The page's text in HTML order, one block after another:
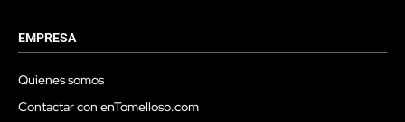
EMPRESA
Quienes somos
Contactar con enTomelloso.com